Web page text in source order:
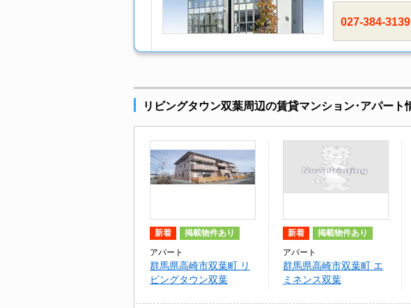
027-384-3139
リビングタウン双葉周辺の賃貸マンション･アパート
新着 掲載物件あり
アパート
群馬県高崎市双葉町 リ
ビングタウン双葉
新着 掲載物件あり
アパート
群馬県高崎市双葉町 エ
ミネンス双葉